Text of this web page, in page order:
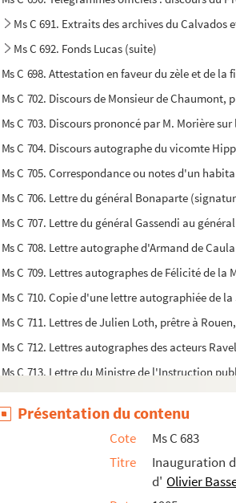
Ms C 691. Extraits des archives du Calvados
Ms C 692. Fonds Lucas (suite)
Ms C 698. Attestation en faveur du zèle et de
Ms C 702. Discours de Monsieur de
Ms C 703. Discours prononcé par M. Morière
Ms C 704. Discours autographe du vicomte
Ms C 705. Correspondance ou notes d'un
Ms C 706. Lettre du général Bonaparte
Ms C 707. Lettre du général Gassendi au
Ms C 708. Lettre autographe d'Armand de
Ms C 709. Lettres autographes de Félicité de
Ms C 710. Copie d'une lettre autographiée de
Ms C 711. Lettres de Julien Loth, prêtre à
Ms C 712. Lettres autographes des acteurs
Ms C 713. Lettre du Ministre de l'Instruction
Ms C 714. Autographe de Jules Janin (une
Ms C 715. Autographe de Jules Favre, député
Ms C 716. Autographe de Charles Combier,
Ms C 717. Autographe d'Alexandre Courbet-
Présentation du contenu
Cote
Ms C 683
Titre
Inauguration
d' Olivier